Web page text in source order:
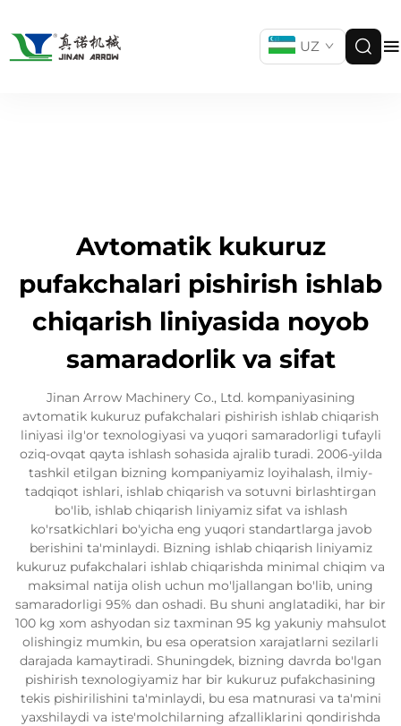
UZ
Avtomatik kukuruz
pufakchalari pishirish ishlab
chiqarish liniyasida noyob
samaradorlik va sifat
Jinan Arrow Machinery Co., Ltd. kompaniyasining
avtomatik kukuruz pufakchalari pishirish ishlab chiqarish
liniyasi ilg'or texnologiyasi va yuqori samaradorligi tufayli
oziq-ovqat qayta ishlash sohasida ajralib turadi. 2006-yilda
tashkil etilgan bizning kompaniyamiz loyihalash, ilmiy-
tadqiqot ishlari, ishlab chiqarish va sotuvni birlashtirgan
bo'lib, ishlab chiqarish liniyamiz sifat va ishlash
ko'rsatkichlari bo'yicha eng yuqori standartlarga javob
berishini ta'minlaydi. Bizning ishlab chiqarish liniyamiz
kukuruz pufakchalari ishlab chiqarishda minimal chiqim va
maksimal natija olish uchun mo'ljallangan bo'lib, uning
samaradorligi 95% dan oshadi. Bu shuni anglatadiki, har bir
100 kg xom ashyodan siz taxminan 95 kg yakuniy mahsulot
olishingiz mumkin, bu esa operatsion xarajatlarni sezilarli
darajada kamaytiradi. Shuningdek, bizning davrda bo'lgan
pishirish texnologiyamiz har bir kukuruz pufakchasining
tekis pishirilishini ta'minlaydi, bu esa matnurasi va ta'mini
yaxshilaydi va iste'molchilarning afzalliklarini qondirishda